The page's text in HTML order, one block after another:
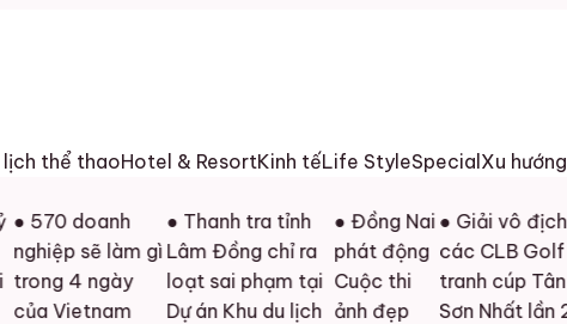
lịch thể thaoHotel & ResortKinh tếLife StyleSpecial Xu hướng
doanh
sẽ làm gì
4 ngày
Vietnam
● Thanh tra tỉnh
Lâm Đồng chỉ ra
loạt sai phạm tại
Dự án Khu du lịch
● Đồng Nai
phát động
Cuộc thi
ảnh đẹp
● Giải vô địch
các CLB Golf
tranh cúp Tân
Sơn Nhất lần 2: